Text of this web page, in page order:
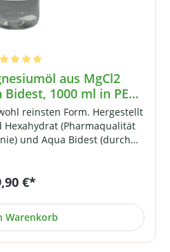
von 5 von 5 Sternen
aus MgCl2
1000 ml in PET-
reinsten Form. Hergestellt
(Pharmaqualität
und Aqua Bidest (durch
Gramm reines Magnesium
als Öl bezeichnet (es ist
Sinne). Hinweis:
€*
Warenkorb